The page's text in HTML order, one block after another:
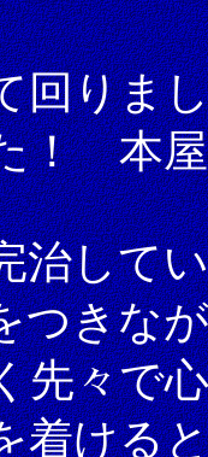
回りま
！ 本屋
治して
つきな
先々で
着ける